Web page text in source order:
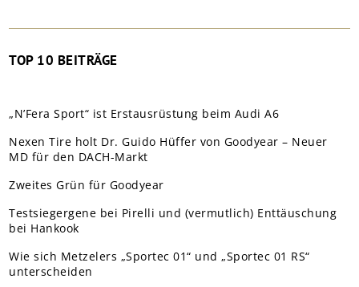
TOP 10 BEITRÄGE
„N’Fera Sport“ ist Erstausrüstung beim Audi A6
Nexen Tire holt Dr. Guido Hüffer von Goodyear – Neuer
MD für den DACH-Markt
Zweites Grün für Goodyear
Testsiegergene bei Pirelli und (vermutlich) Enttäuschung
bei Hankook
Wie sich Metzelers „Sportec 01“ und „Sportec 01 RS“
unterscheiden